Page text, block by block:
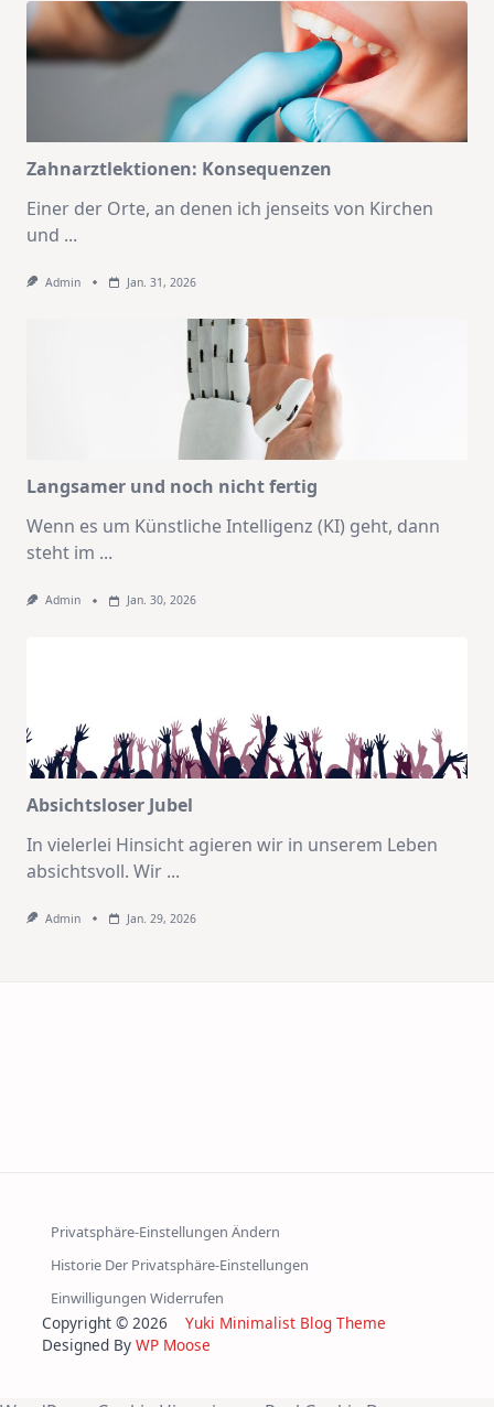
Zahnarztlektionen: Konsequenzen
Einer der Orte, an denen ich jenseits von Kirchen
und ...
Admin Jan. 31, 2026
Langsamer und noch nicht fertig
Wenn es um Künstliche Intelligenz (KI) geht, dann
steht im ...
Admin Jan. 30, 2026
Absichtsloser Jubel
In vielerlei Hinsicht agieren wir in unserem Leben
absichtsvoll. Wir ...
Admin Jan. 29, 2026
Privatsphäre-Einstellungen Ändern
Historie Der Privatsphäre-Einstellungen
Einwilligungen Widerrufen
Copyright © 2026 Yuki Minimalist Blog Theme
Designed By WP Moose